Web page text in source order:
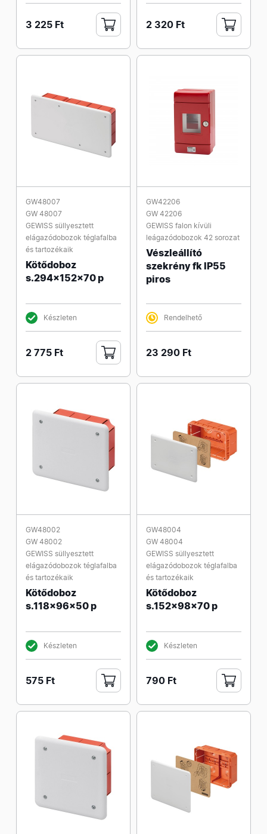
3 225 Ft 2 320 Ft
GW48007
GW 48007
GEWISS süllyesztett
elágazódobozok téglafalba
és tartozékaik
Kötődoboz
s.294x152x70 p
Készleten
2 775 Ft
GW42206
GW 42206
GEWISS falon kívüli
leágazódobozok 42 sorozat
Vészleállító
szekrény fk IP55
piros
Rendelhető
23 290 Ft
GW48002
GW 48002
GEWISS süllyesztett
elágazódobozok téglafalba
és tartozékaik
Kötődoboz
s.118x96x50 p
Készleten
575 Ft
GW48004
GW 48004
GEWISS süllyesztett
elágazódobozok téglafalba
és tartozékaik
Kötődoboz
s.152x98x70 p
Készleten
790 Ft